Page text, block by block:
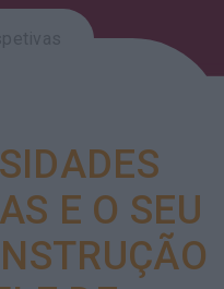
E O SEU